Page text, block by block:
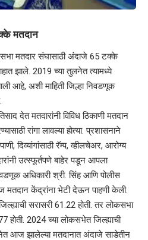
मतदान
मतदार संघासाठी अंदाजे 65 टक्के
झाले. 2019 च्या तुलनेत त्यामध्ये
आहे, अशी माहिती जिल्हा निवडणूक
देत मतदारांनी विविध ठिकाणी मतदान
रांगा लावल्या होत्या. प्रशासनाने
दिव्यांगांसाठी रॅम्प, व्हीलचेअर, आरोग्य
उत्स्फूर्तपणे बाहेर पडून आपला
अधिकारी श्री. सिंह आणि पोलीस
केंद्रांना भेटी देऊन पाहणी केली.
सरासरी 61.22 होती. तर लोकसभा
होती. 2024 च्या लोकसभेत जिल्ह्याची
आज झालेल्या मतदानात अंदाजे साडेतीन